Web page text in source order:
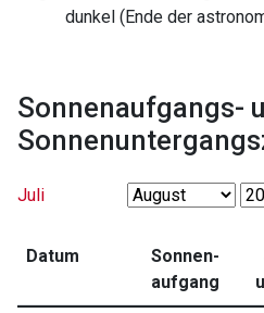
dunkel (Ende der
Sonnenaufgangs-
Juli
Datum
Sonnen­
aufgang